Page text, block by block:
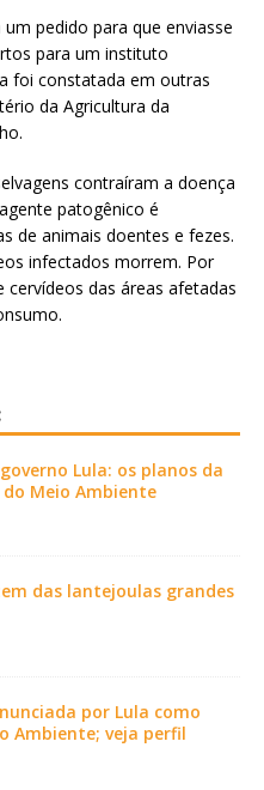
pedido para que enviasse
para um instituto
foi constatada em outras
da Agricultura da
contraíram a doença
patogênico é
de animais doentes e fezes.
infectados morrem. Por
cervídeos das áreas afetadas
Lula: os planos da
Meio Ambiente
das lantejoulas grandes
por Lula como
Ambiente; veja perfil